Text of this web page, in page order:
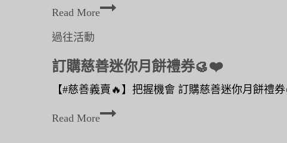
Read More多
位
鼎
支
過往活動
訂購慈善迷你月餅禮券🥮❤️
【#慈善義賣🔥】把握機會 訂購慈善迷你月餅
Read More訂